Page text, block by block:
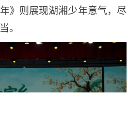
》则展现湖湘少年意气，尽
。